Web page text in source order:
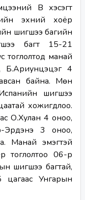
B хэсэгт
эхний хоёр
шигшээ багийн
багт 15-21
тоглолтод манай
Б.Ариунцэцэг 4
байна. Мөн
шигшээ
хожигдлоо.
О.Хулан 4 оноо,
Эрдэнэ 3 оноо,
Манай эмэгтэй
тоглолтоо 06-р
шигшээ багтай,
цагаас Унгарын